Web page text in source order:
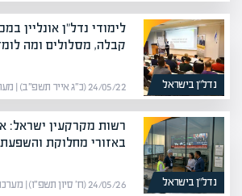
נדל”ן בישראל
לימודי נדל"ן אונליין
קבלה, מסלולים ומה
24/05/22 (כ״ג אייר תשפ״ב) | מערכת אפיק
נדל”ן בישראל
רשות מקרקעין ישראל:
באזורי מחלוקת
24/05/26 (ח׳ סיון תשפ״ו) | מערכת אפיק